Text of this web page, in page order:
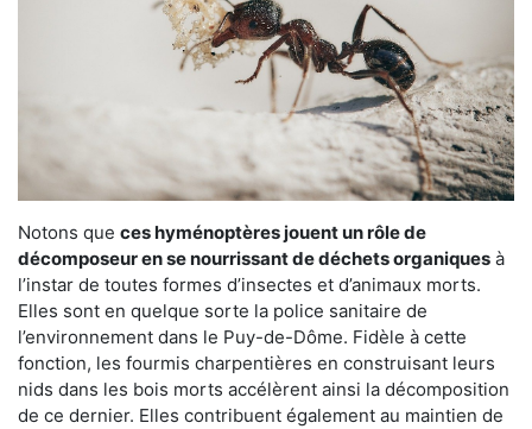
Notons que ces hyménoptères jouent un rôle de
décomposeur en se nourrissant de déchets organiques à
l’instar de toutes formes d’insectes et d’animaux morts.
Elles sont en quelque sorte la police sanitaire de
l’environnement dans le Puy-de-Dôme. Fidèle à cette
fonction, les fourmis charpentières en construisant leurs
nids dans les bois morts accélèrent ainsi la décomposition
de ce dernier. Elles contribuent également au maintien de